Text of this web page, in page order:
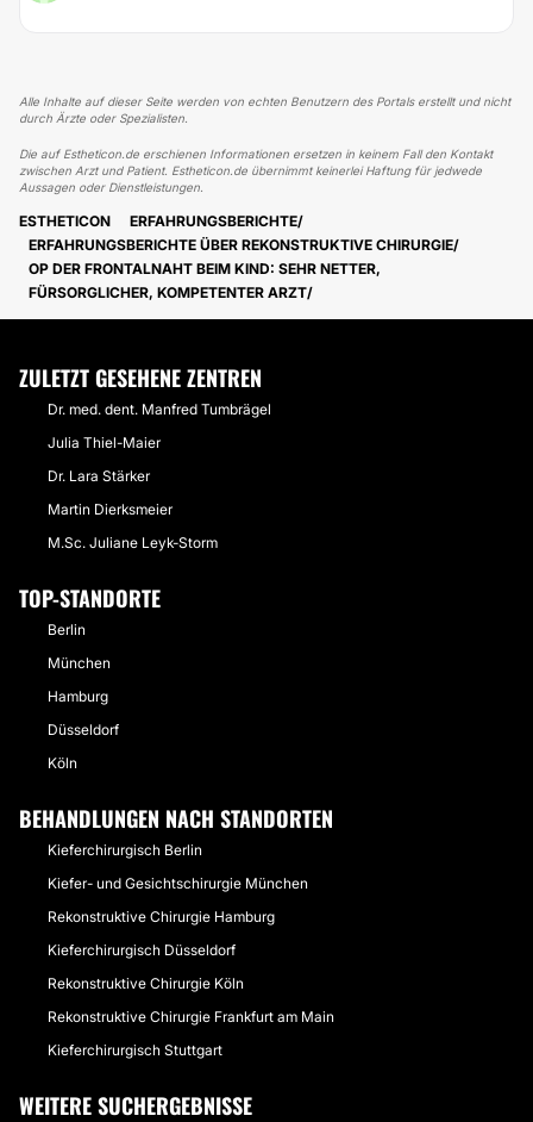
Alle Inhalte auf dieser Seite werden von echten Benutzern des Portals erstellt und nicht
durch Ärzte oder Spezialisten.
Die auf Estheticon.de erschienen Informationen ersetzen in keinem Fall den Kontakt
zwischen Arzt und Patient. Estheticon.de übernimmt keinerlei Haftung für jedwede
Aussagen oder Dienstleistungen.
ESTHETICON
ERFAHRUNGSBERICHTE
ERFAHRUNGSBERICHTE ÜBER REKONSTRUKTIVE CHIRURGIE
OP DER FRONTALNAHT BEIM KIND: SEHR NETTER,
FÜRSORGLICHER, KOMPETENTER ARZT
ZULETZT GESEHENE ZENTREN
Dr. med. dent. Manfred Tumbrägel
Julia Thiel-Maier
Dr. Lara Stärker
Martin Dierksmeier
M.Sc. Juliane Leyk-Storm
TOP-STANDORTE
Berlin
München
Hamburg
Düsseldorf
Köln
BEHANDLUNGEN NACH STANDORTEN
Kieferchirurgisch Berlin
Kiefer- und Gesichtschirurgie München
Rekonstruktive Chirurgie Hamburg
Kieferchirurgisch Düsseldorf
Rekonstruktive Chirurgie Köln
Rekonstruktive Chirurgie Frankfurt am Main
Kieferchirurgisch Stuttgart
WEITERE SUCHERGEBNISSE